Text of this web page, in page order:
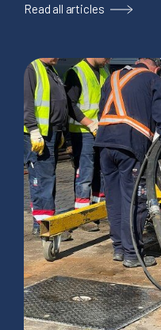
Read all articles